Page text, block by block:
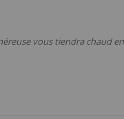
vous tiendra chaud